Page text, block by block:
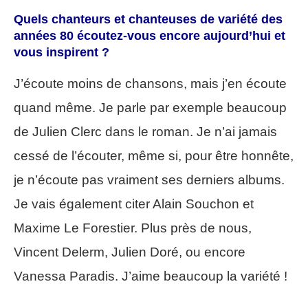
Quels chanteurs et chanteuses de variété des
années 80 écoutez-vous encore aujourd’hui et
vous inspirent ?
J’écoute moins de chansons, mais j’en écoute
quand même. Je parle par exemple beaucoup
de Julien Clerc dans le roman. Je n’ai jamais
cessé de l’écouter, même si, pour être honnête,
je n’écoute pas vraiment ses derniers albums.
Je vais également citer Alain Souchon et
Maxime Le Forestier. Plus près de nous,
Vincent Delerm, Julien Doré, ou encore
Vanessa Paradis. J’aime beaucoup la variété !